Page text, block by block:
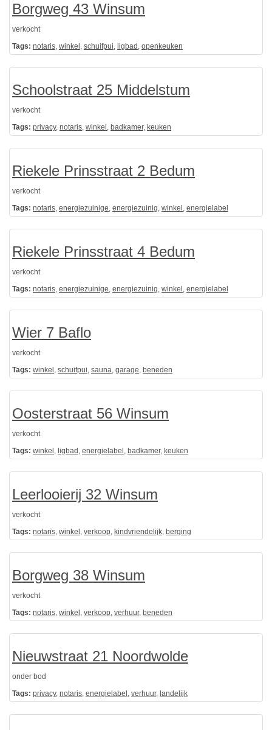
Borgweg 43 Winsum
verkocht
Tags: notaris, winkel , schuifpui, ligbad , openkeuken
Schoolstraat 25 Middelstum
verkocht
Tags: privacy, notaris, winkel , badkamer, keuken
Riekele Prinsstraat 2 Bedum
verkocht
Tags: notaris, energiezuinige, energiezuinig, winkel , energielabel
Riekele Prinsstraat 4 Bedum
verkocht
Tags: notaris, energiezuinige, energiezuinig, winkel , energielabel
Wier 7 Baflo
verkocht
Tags: winkel , schuifpui, sauna, garage, beneden
Oosterstraat 56 Winsum
verkocht
Tags: winkel , ligbad , energielabel , badkamer, keuken
Leerlooierij 32 Winsum
verkocht
Tags: notaris, winkel , verkoop, kindvriendelijk, berging
Borgweg 38 Winsum
verkocht
Tags: notaris, winkel , verkoop, verhuur, beneden
Nieuwstraat 21 Noordwolde
onder bod
Tags: privacy, notaris, energielabel , verhuur, landelijk